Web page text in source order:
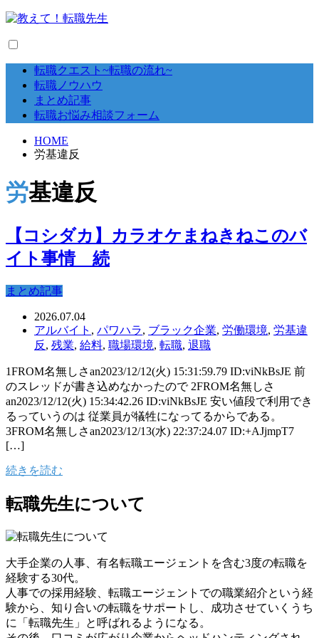
転職クエスト~転職の流れ~
転職ノウハウ
まとめ記事
転職お悩み相談フォーム
HOME
労基違反
労基違反
【コシダカ】カラオケまねきねこのバ
イト事情 続
まとめ記事
2026.07.04
アルバイト , パワハラ, ブラック企業, 労働環境, 労基違
反 , 残業, 給料, 職場環境, 転職, 退職
1FROM名無しさan2023/12/12(火) 15:31:59.79 ID:viNkBsJE 前
のスレッドが書き込めなかったので 2FROM名無しさ
an2023/12/12(火) 15:34:42.26 ID:viNkBsJE 安い値段で利用でき
るっていうのは 従業員が犠牲になってるからである。
3FROM名無しさan2023/12/13(水) 22:37:24.07 ID:+AJjmpT7
[…]
続きを読む
転職先生について
大手企業の人事、有名転職エージェントを含む3度の転職を
経験する30代。
人事での採用経験、転職エージェントでの職業紹介という経
験から、知り合いの転職をサポートし、成功させていくうち
に「転職先生」と呼ばれるようになる。